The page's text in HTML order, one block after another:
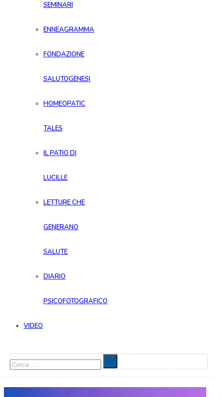
SEMINARI
ENNEAGRAMMA
FONDAZIONE
SALUTOGENESI
HOMEOPATIC
TALES
IL PATIO DI
LUCILLE
LETTURE CHE
GENERANO
SALUTE
DIARIO
PSICOFOTOGRAFICO
VIDEO
Cerca